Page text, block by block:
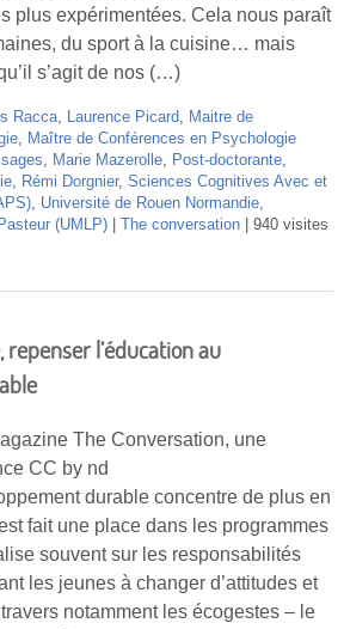
plus expérimentées. Cela nous paraît
du sport à la cuisine… mais
s’agit de nos (…)
Racca, Laurence Picard, Maitre de
, Maître de Conférences en Psychologie
, Marie Mazerolle, Post-doctorante,
, Rémi Dorgnier, Sciences Cognitives Avec et
, Université de Rouen Normandie,
(UMLP)
The conversation
940 visites
repenser l’éducation au
The Conversation, une
CC by nd
durable concentre de plus en
fait une place dans les programmes
souvent sur les responsabilités
les jeunes à changer d’attitudes et
notamment les écogestes – le